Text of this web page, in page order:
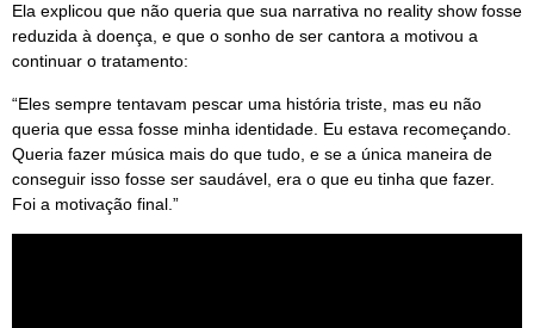
Ela explicou que não queria que sua narrativa no reality show fosse
reduzida à doença, e que o sonho de ser cantora a motivou a
continuar o tratamento:
“Eles sempre tentavam pescar uma história triste, mas eu não
queria que essa fosse minha identidade. Eu estava recomeçando.
Queria fazer música mais do que tudo, e se a única maneira de
conseguir isso fosse ser saudável, era o que eu tinha que fazer.
Foi a motivação final.”